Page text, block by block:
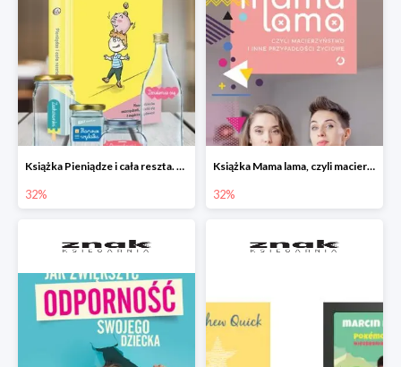
Książka Pieniądze i cała reszta. Naucz dziecko oszczędzać, dzielić się i mądrze wydawać
32%
Książka Mama lama, czyli macierzyństwo i inne przypadłości życiowe
32%